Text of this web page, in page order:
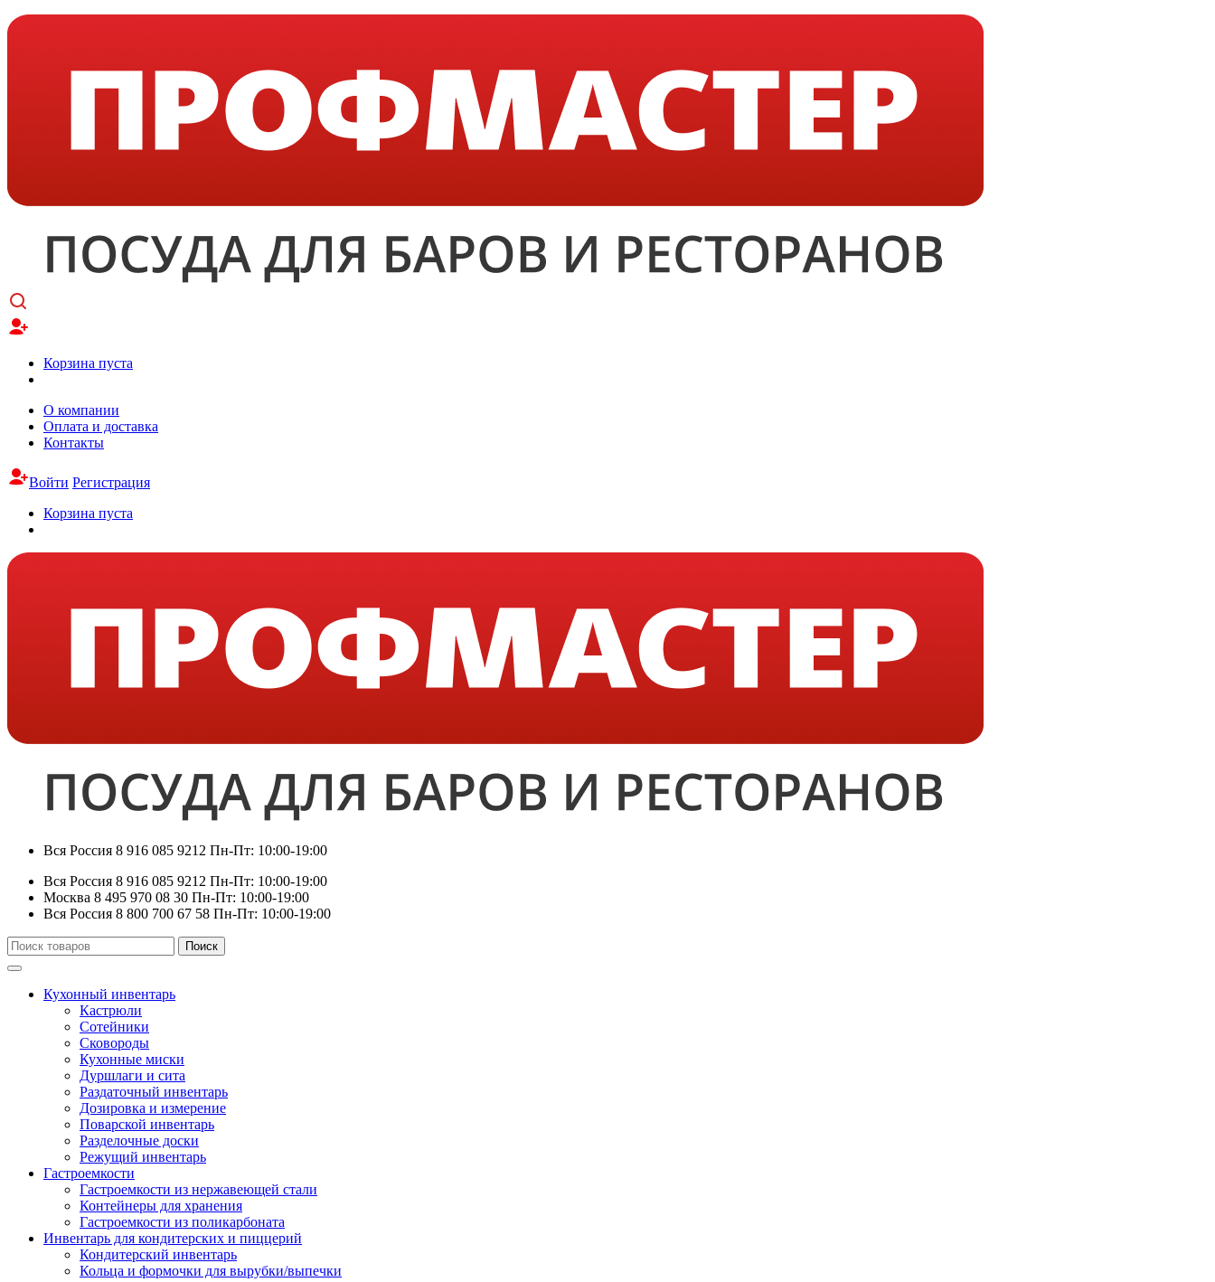
Корзина пуста
О компании
Оплата и доставка
Контакты
Войти Регистрация
Корзина пуста
Вся Россия 8 916 085 9212 Пн-Пт: 10:00-19:00
Вся Россия 8 916 085 9212 Пн-Пт: 10:00-19:00
Москва 8 495 970 08 30 Пн-Пт: 10:00-19:00
Вся Россия 8 800 700 67 58 Пн-Пт: 10:00-19:00
Искать:
Поиск
Кухонный инвентарь
Кастрюли
Сотейники
Сковороды
Кухонные миски
Дуршлаги и сита
Раздаточный инвентарь
Дозировка и измерение
Поварской инвентарь
Разделочные доски
Режущий инвентарь
Гастроемкости
Гастроемкости из нержавеющей стали
Контейнеры для хранения
Гастроемкости из поликарбоната
Инвентарь для кондитерских и пиццерий
Кондитерский инвентарь
Кольца и формочки для вырубки/выпечки